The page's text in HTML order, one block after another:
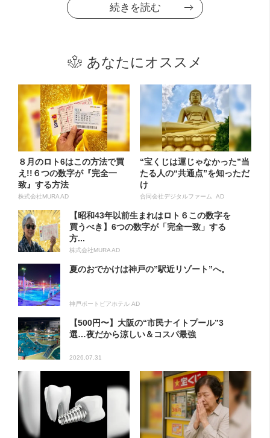
続きを読む
あなたにオススメ
８月のロト6はこの方法で買
え!!６つの数字が『完全一
致』する方法
株式会社MURA AD
“宝くじは運じゃなかった”当
たる人の“共通点”を知っただ
け
合同会社デジタルファーム AD
【昭和43年以前生まれはロト６この数字を
買うべき】6つの数字が「完全一致」する
方...
株式会社MURA AD
夏のおでかけは神戸の”駅近リゾート”へ。
神戸ポートピアホテル AD
【500円〜】大阪の“市民ナイトプール”3
選…夜だから涼しい＆コスパ最強
2026.07.31